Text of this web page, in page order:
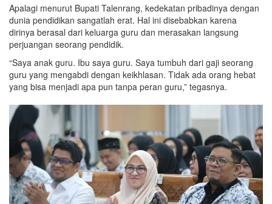
Apalagi menurut Bupati Talenrang, kedekatan pribadinya dengan
dunia pendidikan sangatlah erat. Hal ini disebabkan karena
dirinya berasal dari keluarga guru dan merasakan langsung
perjuangan seorang pendidik.
“Saya anak guru. Ibu saya guru. Saya tumbuh dari gaji seorang
guru yang mengabdi dengan keikhlasan. Tidak ada orang hebat
yang bisa menjadi apa pun tanpa peran guru,” tegasnya.